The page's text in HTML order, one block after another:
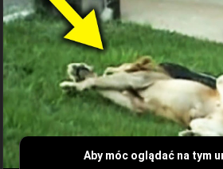
Aby móc oglądać na tym